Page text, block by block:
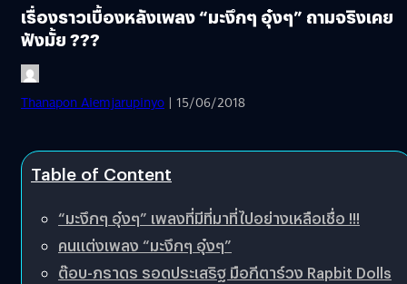
เรื่องราวเบื้องหลังเพลง “มะงึกๆ อุ๋งๆ” ถามจริงเคย
ฟังมั้ย ???
Thanapon Aiemjarupinyo | 15/06/2018
Table of Content
“มะงึกๆ อุ๋งๆ” เพลงที่มีที่มาที่ไปอย่างเหลือเชื่อ !!!
คนแต่งเพลง “มะงึกๆ อุ๋งๆ”
ต๊อบ-ภราดร รอดประเสริฐ มือกีตาร์วง Rapbit Dolls